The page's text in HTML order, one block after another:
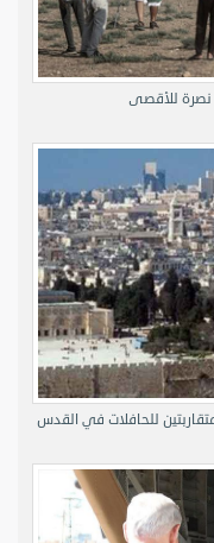
نصرة للأقصى